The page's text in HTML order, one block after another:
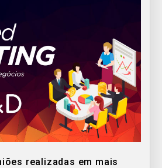
realizadas em mais